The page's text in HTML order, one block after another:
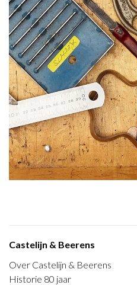
Castelijn & Beerens
Over Castelijn & Beerens
Historie 80 jaar